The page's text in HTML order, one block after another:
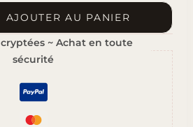
AJOUTER AU PANIER
~ Achat en toute
sécurité